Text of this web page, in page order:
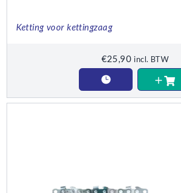
Ketting voor kettingzaag
€25,90 incl. BTW